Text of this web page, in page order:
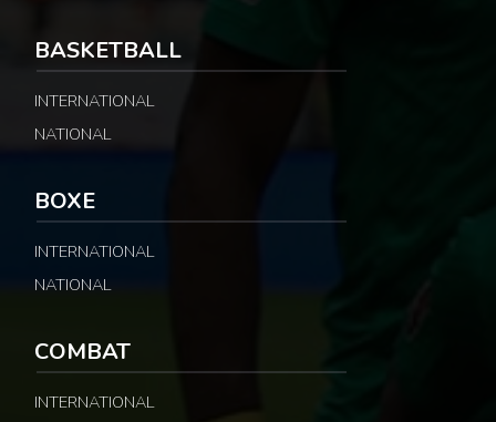
BASKETBALL
INTERNATIONAL
NATIONAL
BOXE
INTERNATIONAL
NATIONAL
COMBAT
INTERNATIONAL